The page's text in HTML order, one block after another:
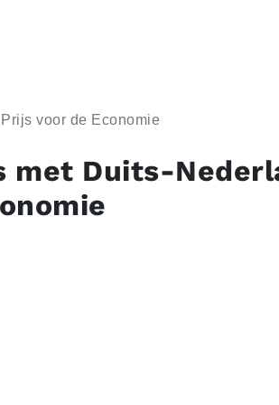
voor de Economie
met Duits-